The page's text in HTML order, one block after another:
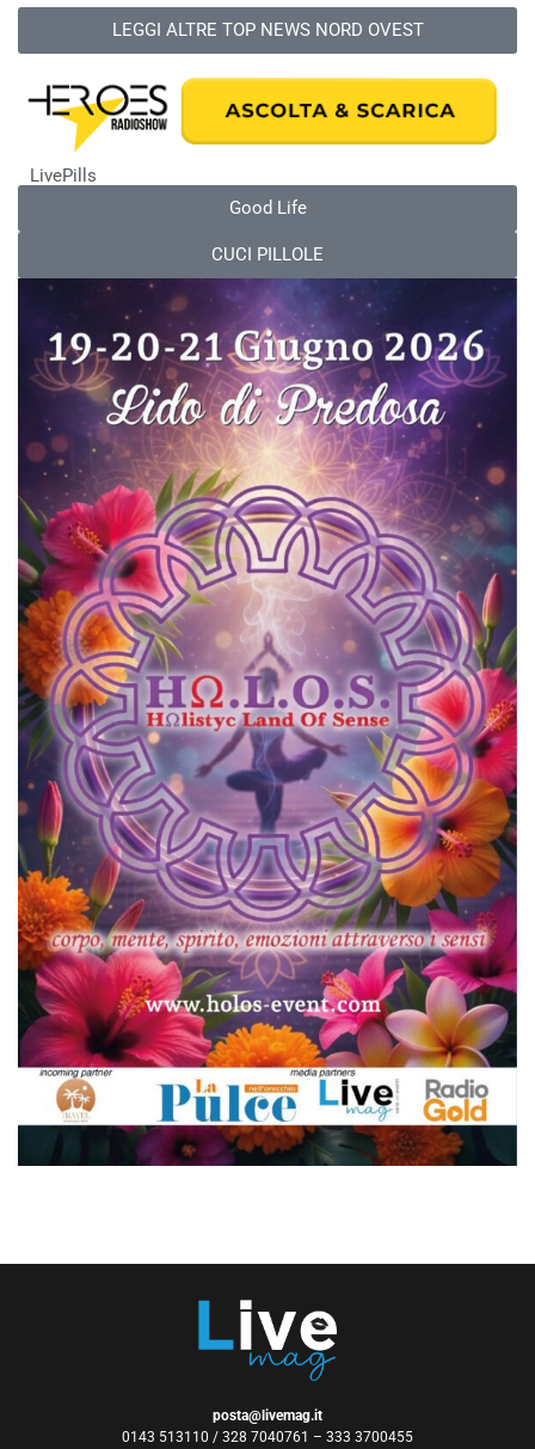
LEGGI ALTRE TOP NEWS NORD OVEST
LivePills
Good Life
CUCI PILLOLE
posta@livemag.it
0143 513110 / 328 7040761 – 333 3700455